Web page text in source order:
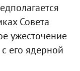
Совета
ужесточение
его ядерной